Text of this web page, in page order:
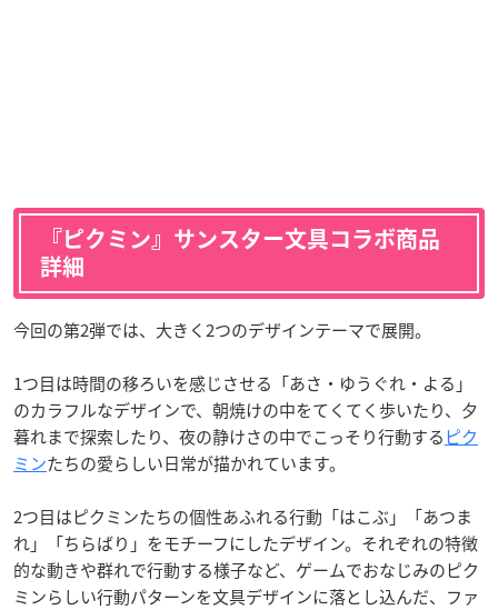
『ピクミン』サンスター文具コラボ商品
詳細
今回の第2弾では、大きく2つのデザインテーマで展開。
1つ目は時間の移ろいを感じさせる「あさ・ゆうぐれ・よる」
のカラフルなデザインで、朝焼けの中をてくてく歩いたり、夕
暮れまで探索したり、夜の静けさの中でこっそり行動するピク
ミンたちの愛らしい日常が描かれています。
2つ目はピクミンたちの個性あふれる行動「はこぶ」「あつま
れ」「ちらばり」をモチーフにしたデザイン。それぞれの特徴
的な動きや群れで行動する様子など、ゲームでおなじみのピク
ミンらしい行動パターンを文具デザインに落とし込んだ、ファ